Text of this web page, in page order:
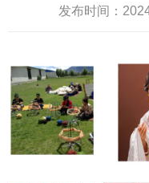
发布时间：